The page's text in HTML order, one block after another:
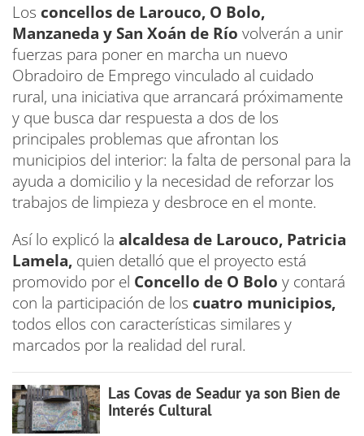
Los concellos de Larouco, O Bolo,
Manzaneda y San Xoán de Río volverán a unir
fuerzas para poner en marcha un nuevo
Obradoiro de Emprego vinculado al cuidado
rural, una iniciativa que arrancará próximamente
y que busca dar respuesta a dos de los
principales problemas que afrontan los
municipios del interior: la falta de personal para la
ayuda a domicilio y la necesidad de reforzar los
trabajos de limpieza y desbroce en el monte.
Así lo explicó la alcaldesa de Larouco, Patricia
Lamela, quien detalló que el proyecto está
promovido por el Concello de O Bolo y contará
con la participación de los cuatro municipios,
todos ellos con características similares y
marcados por la realidad del rural.
Las Covas de Seadur ya son Bien de
Interés Cultural